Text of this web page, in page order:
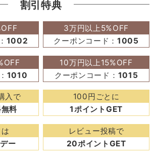
割引特典
1002
3万円以上5%OFF
クーポンコード：1005
1010
10万円以上15%OFF
クーポンコード： 1015
入で
料
100円ごとに
1ポイントGET
ー
レビュー投稿で
20ポイントGET